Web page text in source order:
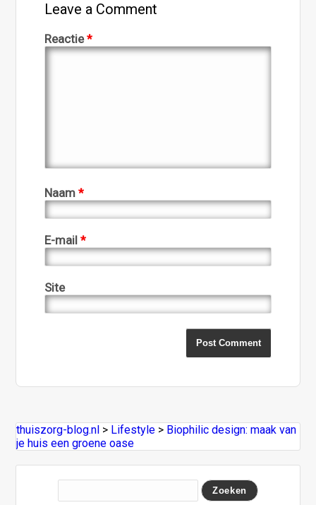
Leave a Comment
Reactie*
Naam*
E-mail*
Site
thuiszorg-blog.nl > Lifestyle > Biophilic design: maak van
je huis een groene oase